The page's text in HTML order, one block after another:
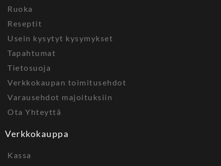
Ruoka
Reseptit
Usein kysytyt kysymykset
Tapahtumat
Tietosuoja
Verkkokaupan toimitusehdot
Varausehdot majoituksiin
Ota Yhteyttä
Verkkokauppa
Kassa